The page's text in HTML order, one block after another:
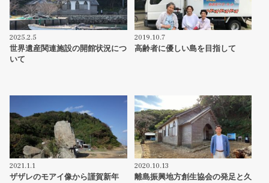
2025.2.5
世界遺産関連施設の開館状況につ
いて
2019.10.7
高齢者に優しい島を目指して
2021.1.1
ザザレのモアイ像から謹賀新年
2020.10.13
離島振興地方創生協会の発足と久